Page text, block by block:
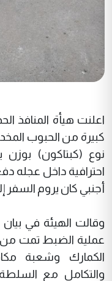
اعلنت هيأة المنافذ
احترافية داخل عجله
أجنبي كان يروم السفر
وقالت الهيئة في
عملية الضبط تمت من
الكمارك وشعبة
والتكامل مع